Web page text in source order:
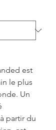
est
le plus
Un
partir du